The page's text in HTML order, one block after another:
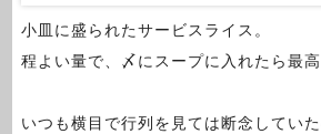
小皿に盛られたサービスライス。
程よい量で、〆にスープに入れたら最高
いつも横目で行列を見ては断念してい